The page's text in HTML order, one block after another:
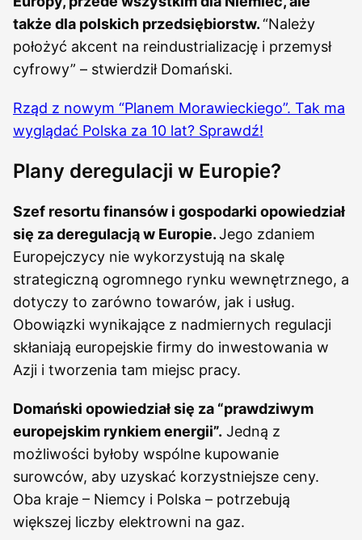
także dla polskich przedsiębiorstw.“Należy
położyć akcent na reindustrializację i przemysł
cyfrowy” – stwierdził Domański.
Rząd z nowym “Planem Morawieckiego”. Tak ma
wyglądać Polska za 10 lat? Sprawdź!
Plany deregulacji w Europie?
Szef resortu finansów i gospodarki opowiedział
się za deregulacją w Europie.Jego zdaniem
Europejczycy nie wykorzystują na skalę
strategiczną ogromnego rynku wewnętrznego, a
dotyczy to zarówno towarów, jak i usług.
Obowiązki wynikające z nadmiernych regulacji
skłaniają europejskie firmy do inwestowania w
Azji i tworzenia tam miejsc pracy.
Domański opowiedział się za “prawdziwym
europejskim rynkiem energii”. Jedną z
możliwości byłoby wspólne kupowanie
surowców, aby uzyskać korzystniejsze ceny.
Oba kraje – Niemcy i Polska – potrzebują
większej liczby elektrowni na gaz.